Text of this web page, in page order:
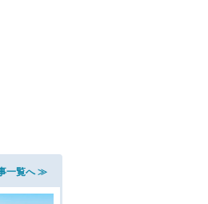
一覧へ ≫